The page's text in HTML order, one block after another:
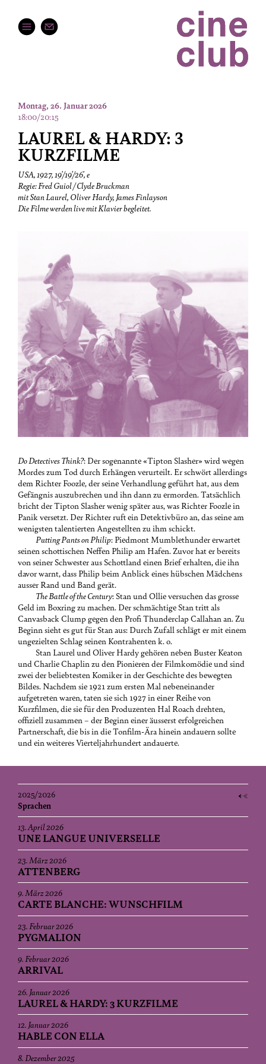
Montag, 26. Januar 2026
18:00/20:15
LAUREL & HARDY: 3
KURZFILME
USA, 1927, 19'/19'/26', e
Regie: Fred Guiol / Clyde Bruckman
mit Stan Laurel, Oliver Hardy, James Finlayson
Die Filme werden live mit Klavier begleitet.
Do Detectives Think?: Der sogenannte «Tipton Slasher» wird wegen
Mordes zum Tod durch Erhängen verurteilt. Er schwört allerdings
dem Richter Foozle, der seine Verhandlung geführt hat, aus dem
Gefängnis auszubrechen und ihn dann zu ermorden. Tatsächlich
bricht der Tipton Slasher wenig später aus, was Richter Foozle in
Panik versetzt. Der Richter ruft ein Detektivbüro an, das seine am
wenigsten talentierten Angestellten zu ihm schickt.
Putting Pants on Philip: Piedmont Mumblethunder erwartet
seinen schottischen Neffen Philip am Hafen. Zuvor hat er bereits
von seiner Schwester aus Schottland einen Brief erhalten, die ihn
davor warnt, dass Philip beim Anblick eines hübschen Mädchens
ausser Rand und Band gerät.
The Battle of the Century: Stan und Ollie versuchen das grosse
Geld im Boxring zu machen. Der schmächtige Stan tritt als
Canvasback Clump gegen den Profi Thunderclap Callahan an. Zu
Beginn sieht es gut für Stan aus: Durch Zufall schlägt er mit einem
ungezielten Schlag seinen Kontrahenten k. o.
Stan Laurel und Oliver Hardy gehören neben Buster Keaton
und Charlie Chaplin zu den Pionieren der Filmkomödie und sind
zwei der beliebtesten Komiker in der Geschichte des bewegten
Bildes. Nachdem sie 1921 zum ersten Mal nebeneinander
aufgetreten waren, taten sie sich 1927 in einer Reihe von
Kurzfilmen, die sie für den Produzenten Hal Roach drehten,
offiziell zusammen – der Beginn einer äusserst erfolgreichen
Partnerschaft, die bis in die Tonfilm-Ära hinein andauern sollte
und ein weiteres Vierteljahrhundert andauerte.
2025/2026
Sprachen
13. April 2026
UNE LANGUE UNIVERSELLE
23. März 2026
ATTENBERG
9. März 2026
CARTE BLANCHE: WUNSCHFILM
23. Februar 2026
PYGMALION
9. Februar 2026
ARRIVAL
26. Januar 2026
LAUREL & HARDY: 3 KURZFILME
12. Januar 2026
HABLE CON ELLA
8. Dezember 2025